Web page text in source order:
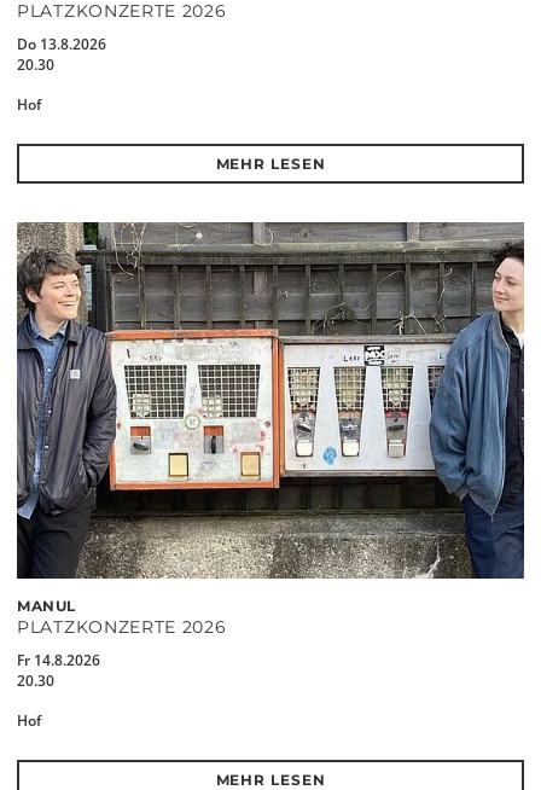
PLATZKONZERTE 2026
Do 13.8.2026
20.30
Hof
MEHR LESEN
MANUL
PLATZKONZERTE 2026
Fr 14.8.2026
20.30
Hof
MEHR LESEN